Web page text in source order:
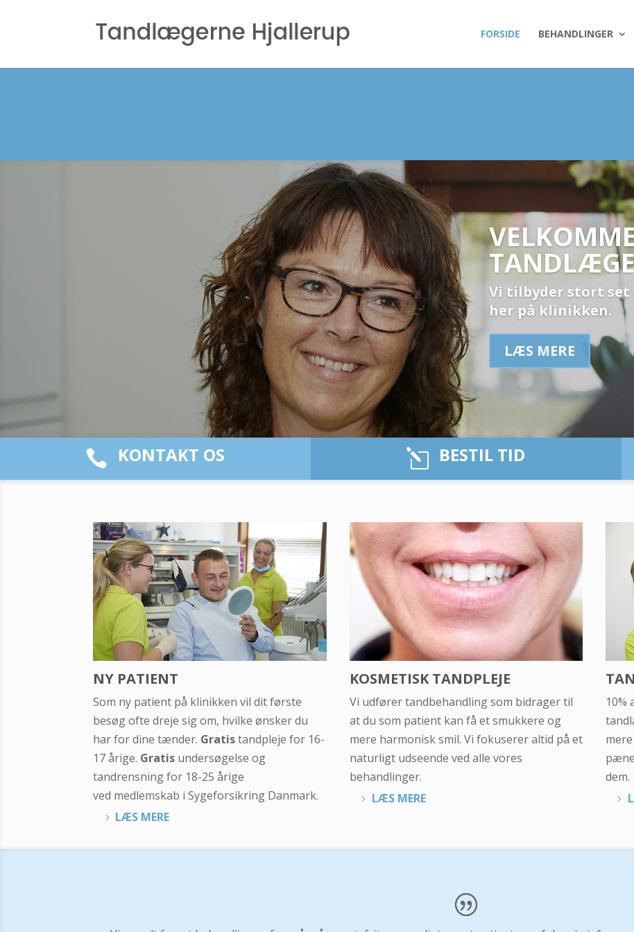
FORSIDE BEHANDLINGER
Vi tilbyder stort
her på klinikken.
LÆS MERE
 KONTAKT OS l BESTIL TID
NY PATIENT
Som ny patient på klinikken vil dit første
besøg ofte dreje sig om, hvilke ønsker du
har for dine tænder. Gratistandpleje for 16-
17 årige. Gratis undersøgelse og
tandrensning for 18-25 årige
ved medlemskab i Sygeforsikring Danmark.
LÆS MERE
KOSMETISK TANDPLEJE
Vi udfører tandbehandling som bidrager til
at du som patient kan få et smukkere og
mere harmonisk smil. Vi fokuserer altid på et
naturligt udseende ved alle vores
behandlinger.
LÆS MERE
10%
dem.